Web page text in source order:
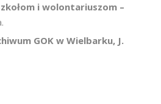
i wolontariuszom –
GOK w Wielbarku, J.